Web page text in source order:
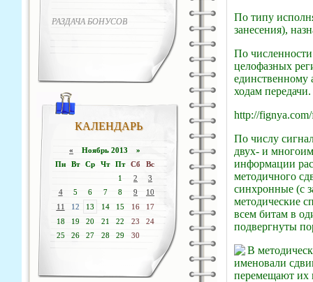
РАЗДАЧА БОНУСОВ
КАЛЕНДАРЬ
« Ноябрь 2013 »
Пн
Вт Ср Чт Пт Сб
Вс
1
2
3
4
5 6 7 8 9
10
11
12 13 14 15 16
17
18
19 20 21 22 23
24
25
26 27 28 29 30
По типу
занесения),
По
целофазных
единственному
ходам передачи.
http://
По числу
двух- и
информации
методичного
синхронные (с
методические
всем битам в
подвергнуты
В
именовали
перемещают их